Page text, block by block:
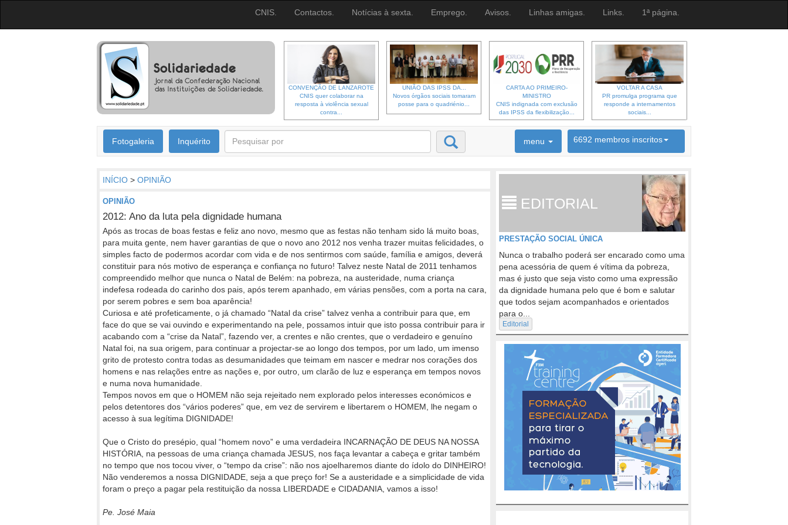
CNIS. Contactos. Notícias à sexta. Emprego. Avisos. Linhas amigas. Links. 1ª página.
CONVENÇÃO DE LANZAROTE
CNIS quer colaborar na
resposta à violência sexual
contra...
UNIÃO DAS IPSS DA...
Novos órgãos sociais tomaram
posse para o quadriénio...
CARTA AO PRIMEIRO-
MINISTRO
CNIS indignada com exclusão
das IPSS da flexibilização...
VOLTAR A CASA
PR promulga programa que
responde a internamentos
sociais...
Fotogaleria Inquérito menu 6692 membros inscritos
INÍCIO > OPINIÃO
OPINIÃO
2012: Ano da luta pela dignidade humana
Após as trocas de boas festas e feliz ano novo, mesmo que as festas não tenham sido lá muito boas,
para muita gente, nem haver garantias de que o novo ano 2012 nos venha trazer muitas felicidades, o
simples facto de podermos acordar com vida e de nos sentirmos com saúde, família e amigos, deverá
constituir para nós motivo de esperança e confiança no futuro! Talvez neste Natal de 2011 tenhamos
compreendido melhor que nunca o Natal de Belém: na pobreza, na austeridade, numa criança
indefesa rodeada do carinho dos pais, após terem apanhado, em várias pensões, com a porta na cara,
por serem pobres e sem boa aparência!
Curiosa e até profeticamente, o já chamado “Natal da crise” talvez venha a contribuir para que, em
face do que se vai ouvindo e experimentando na pele, possamos intuir que isto possa contribuir para ir
acabando com a “crise da Natal”, fazendo ver, a crentes e não crentes, que o verdadeiro e genuíno
Natal foi, na sua origem, para continuar a projectar-se ao longo dos tempos, por um lado, um imenso
grito de protesto contra todas as desumanidades que teimam em nascer e medrar nos corações dos
homens e nas relações entre as nações e, por outro, um clarão de luz e esperança em tempos novos
e numa nova humanidade.
Tempos novos em que o HOMEM não seja rejeitado nem explorado pelos interesses económicos e
pelos detentores dos “vários poderes” que, em vez de servirem e libertarem o HOMEM, lhe negam o
acesso à sua legítima DIGNIDADE!
Que o Cristo do presépio, qual “homem novo” e uma verdadeira INCARNAÇÃO DE DEUS NA NOSSA
HISTÓRIA, na pessoas de uma criança chamada JESUS, nos faça levantar a cabeça e gritar também
no tempo que nos tocou viver, o “tempo da crise”: não nos ajoelharemos diante do ídolo do DINHEIRO!
Não venderemos a nossa DIGNIDADE, seja a que preço for! Se a austeridade e a simplicidade de vida
foram o preço a pagar pela restituição da nossa LIBERDADE e CIDADANIA, vamos a isso!
Pe. José Maia
EDITORIAL
PRESTAÇÃO SOCIAL ÚNICA
Nunca o trabalho poderá ser encarado como uma
pena acessória de quem é vítima da pobreza,
mas é justo que seja visto como uma expressão
da dignidade humana pelo que é bom e salutar
que todos sejam acompanhados e orientados
para o...
Editorial